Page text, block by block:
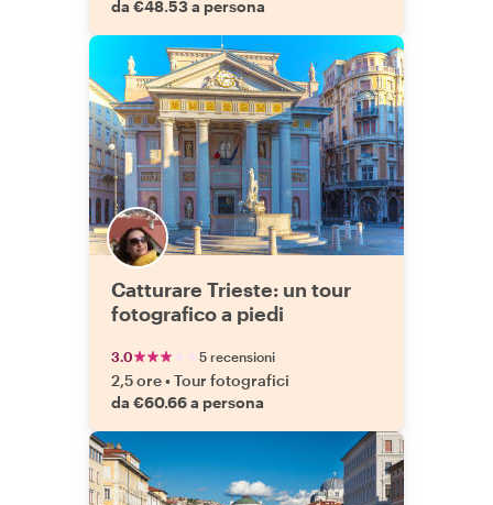
da €48.53 a persona
Catturare Trieste: un tour
fotografico a piedi
3.0 5 recensioni
2,5 ore•Tour fotografici
da €60.66 a persona